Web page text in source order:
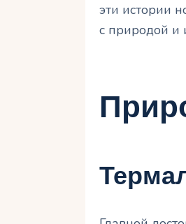
эти истории
с природой и